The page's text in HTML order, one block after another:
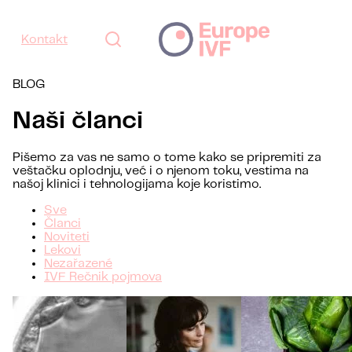
Kontakt
BLOG
Naši članci
Pišemo za vas ne samo o tome kako se pripremiti za
veštačku oplodnju, već i o njenom toku, vestima na
našoj klinici i tehnologijama koje koristimo.
Sve
Članci
Noviteti
Lekovi
Nezařazené
IVF Rečnik pojmova